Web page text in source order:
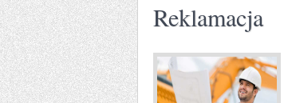
Reklamacja